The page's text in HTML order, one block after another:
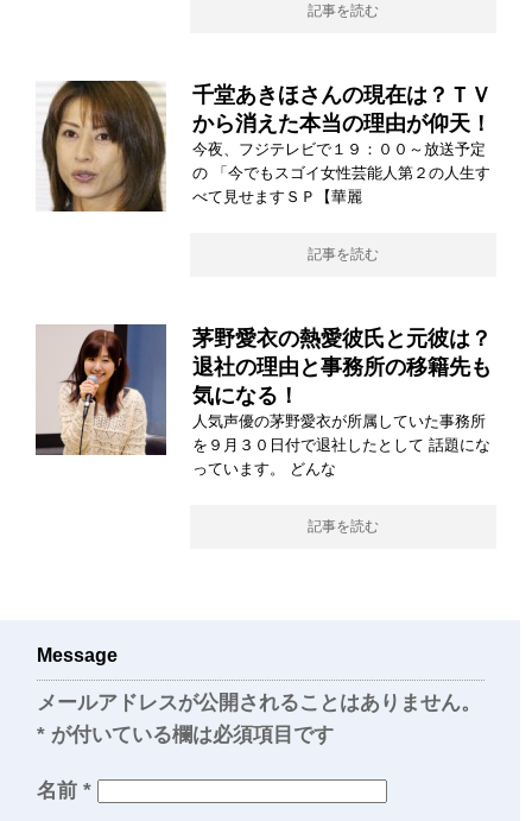
記事を読む
千堂あきほさんの現在は？ＴＶ
から消えた本当の理由が仰天！
今夜、フジテレビで１９：００～放送予定
の 「今でもスゴイ女性芸能人第２の人生す
べて見せますＳＰ【華麗
記事を読む
茅野愛衣の熱愛彼氏と元彼は？
退社の理由と事務所の移籍先も
気になる！
人気声優の茅野愛衣が所属していた事務所
を９月３０日付で退社したとして 話題にな
っています。 どんな
記事を読む
Message
メールアドレスが公開されることはありません。
* が付いている欄は必須項目です
名前 *